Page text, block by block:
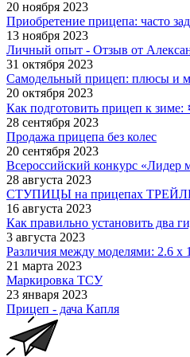
20 ноября 2023
Приобретение прицепа: часто
13 ноября 2023
Личный опыт - Отзыв от
31 октября 2023
Самодельный прицеп: плюсы и
20 октября 2023
Как подготовить прицеп к
28 сентября 2023
Продажа прицепа без колес
20 сентября 2023
Всероссийский конкурс «Лидер
28 августа 2023
СТУПИЦЫ на прицепах
16 августа 2023
Как правильно установить два
3 августа 2023
Различия между моделями:
21 марта 2023
Маркировка ТСУ
23 января 2023
Прицеп - дача Капля